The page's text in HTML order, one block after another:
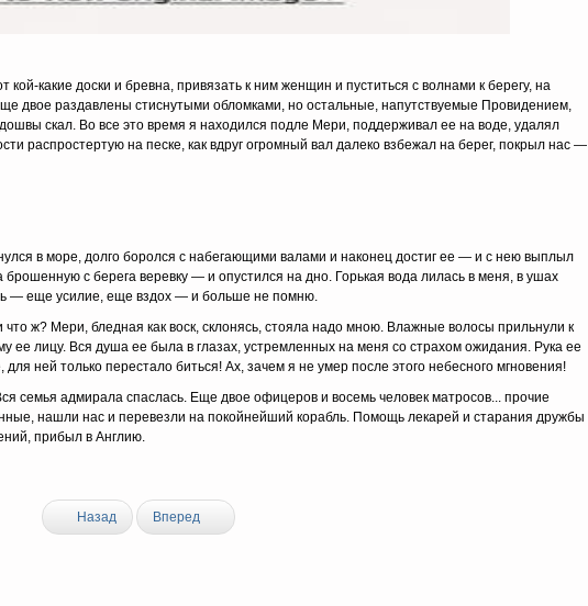
какие доски и бревна, привязать к ним жен­щин и пуститься с волнами к берегу, на
двое раздавлены стиснутыми обломками, но остальные, на­путствуемые Провидением,
скал. Во все это время я находился подле Мери, поддерживал ее на воде, удалял
распростертую на песке, как вдруг огромный вал далеко взбежал на берег, покрыл нас —
в море, долго боролся с набегающими валами и наконец достиг ее — и с нею выплыл
с берега веревку — и опустился на дно. Горькая вода лилась в меня, в ушах
— еще усилие, еще вздох — и больше не помню.
ж? Мери, бледная как воск, склонясь, стояла надо мною. Влажные волосы прильнули к
ее лицу. Вся душа ее была в глазах, устремленных на меня со страхом ожидания. Рука ее
ней только перестало биться! Ах, зачем я не умер после этого небесного мгновения!
семья адмирала спаслась. Еще двое офице­ров и восемь человек матросов... прочие
нашли нас и перевезли на покойнейший корабль. По­мощь лекарей и старания дружбы
прибыл в Англию.
Назад Вперед